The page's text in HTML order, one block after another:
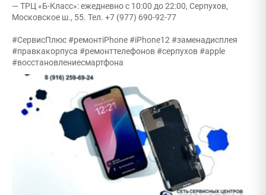
— ТРЦ «Б-Класс»: ежедневно с 10:00 до 22:00, Серпухов,
Московское ш., 55. Тел. +7 (977) 690-92-77
#СервисПлюс #ремонтiPhone #iPhone12 #заменадисплея
#правкакорпуса #ремонттелефонов #серпухов #apple
#восстановлениесмартфона